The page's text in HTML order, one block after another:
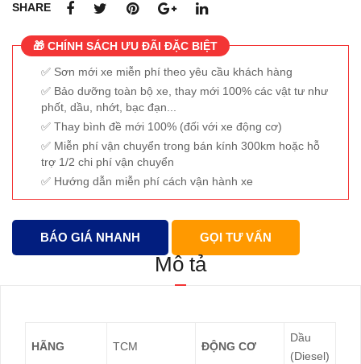
SHARE
🎁 CHÍNH SÁCH ƯU ĐÃI ĐẶC BIỆT
Sơn mới xe miễn phí theo yêu cầu khách hàng
Bảo dưỡng toàn bộ xe, thay mới 100% các vật tư như
phốt, dầu, nhớt, bạc đạn...
Thay bình đề mới 100% (đối với xe động cơ)
Miễn phí vận chuyển trong bán kính 300km hoặc hỗ
trợ 1/2 chi phí vận chuyển
Hướng dẫn miễn phí cách vận hành xe
BÁO GIÁ NHANH GỌI TƯ VẤN
Mô tả
HÃNG TCM ĐỘNG CƠ
Dầu
(Diesel)